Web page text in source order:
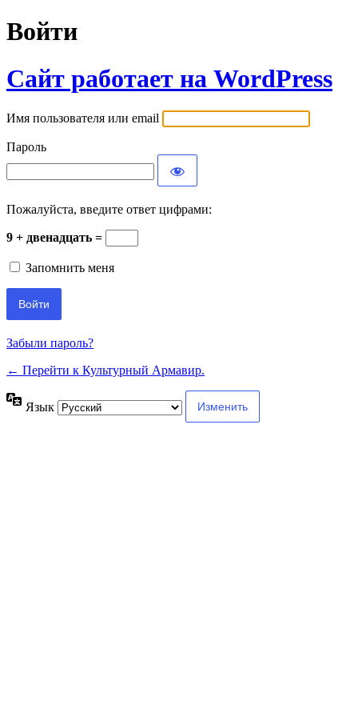
Войти
Сайт работает на WordPress
Имя пользователя или email
Пароль
Пожалуйста, введите ответ цифрами:
9 + двенадцать =
Запомнить меня
Забыли пароль?
← Перейти к Культурный Армавир.
Язык